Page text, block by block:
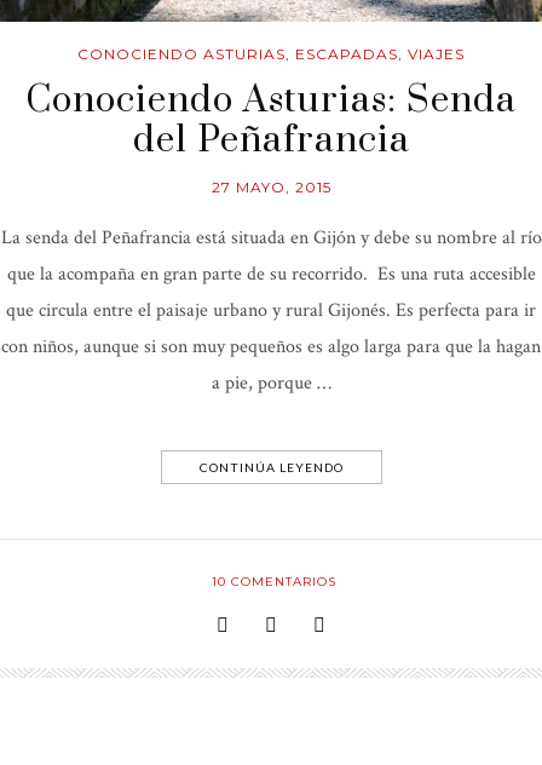
CONOCIENDO ASTURIAS ESCAPADAS VIAJES
Conociendo Asturias: Senda
del Peñafrancia
27 MAYO, 2015
La senda del Peñafrancia está situada en Gijón y debe su nombre al río
que la acompaña en gran parte de su recorrido. Es una ruta accesible
que circula entre el paisaje urbano y rural Gijonés. Es perfecta para ir
con niños, aunque si son muy pequeños es algo larga para que la hagan
a pie, porque …
CONTINÚA LEYENDO
10 COMENTARIOS